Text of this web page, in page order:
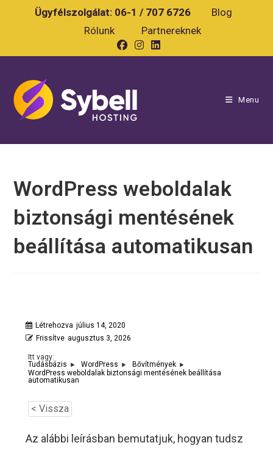
Ügyfélszolgálat: 06-1 / 707 6726
Blog
Rólunk
Partnereknek
Menu
WordPress weboldalak
biztonsági mentésének
beállítása automatikusan
Létrehozva július 14, 2020
Frissítve augusztus 3, 2026
Itt vagy:
Tudásbázis
WordPress
Bővítmények
WordPress weboldalak biztonsági mentésének beállítása
automatikusan
< Vissza
Az alábbi leírásban bemutatjuk, hogyan tudsz